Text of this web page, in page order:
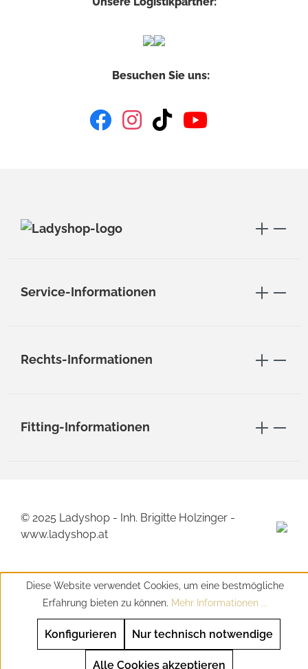
Besuchen Sie uns:
Service-Informationen
Rechts-Informationen
Fitting-Informationen
© 2025 Ladyshop - Inh. Brigitte Holzinger -
www.ladyshop.at
Diese Website verwendet Cookies, um eine bestmögliche
Erfahrung bieten zu können. Mehr Informationen ...
Nur technisch notwendige
Konfigurieren
Alle Cookies akzeptieren